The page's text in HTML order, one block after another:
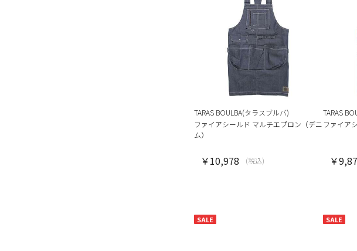
TARAS BOULBA(タラスブルバ)
ファイアシールド マルチエプロン（デニ
ム）
￥10,978 (税込)
TARAS
ファイア
￥
SALE SALE